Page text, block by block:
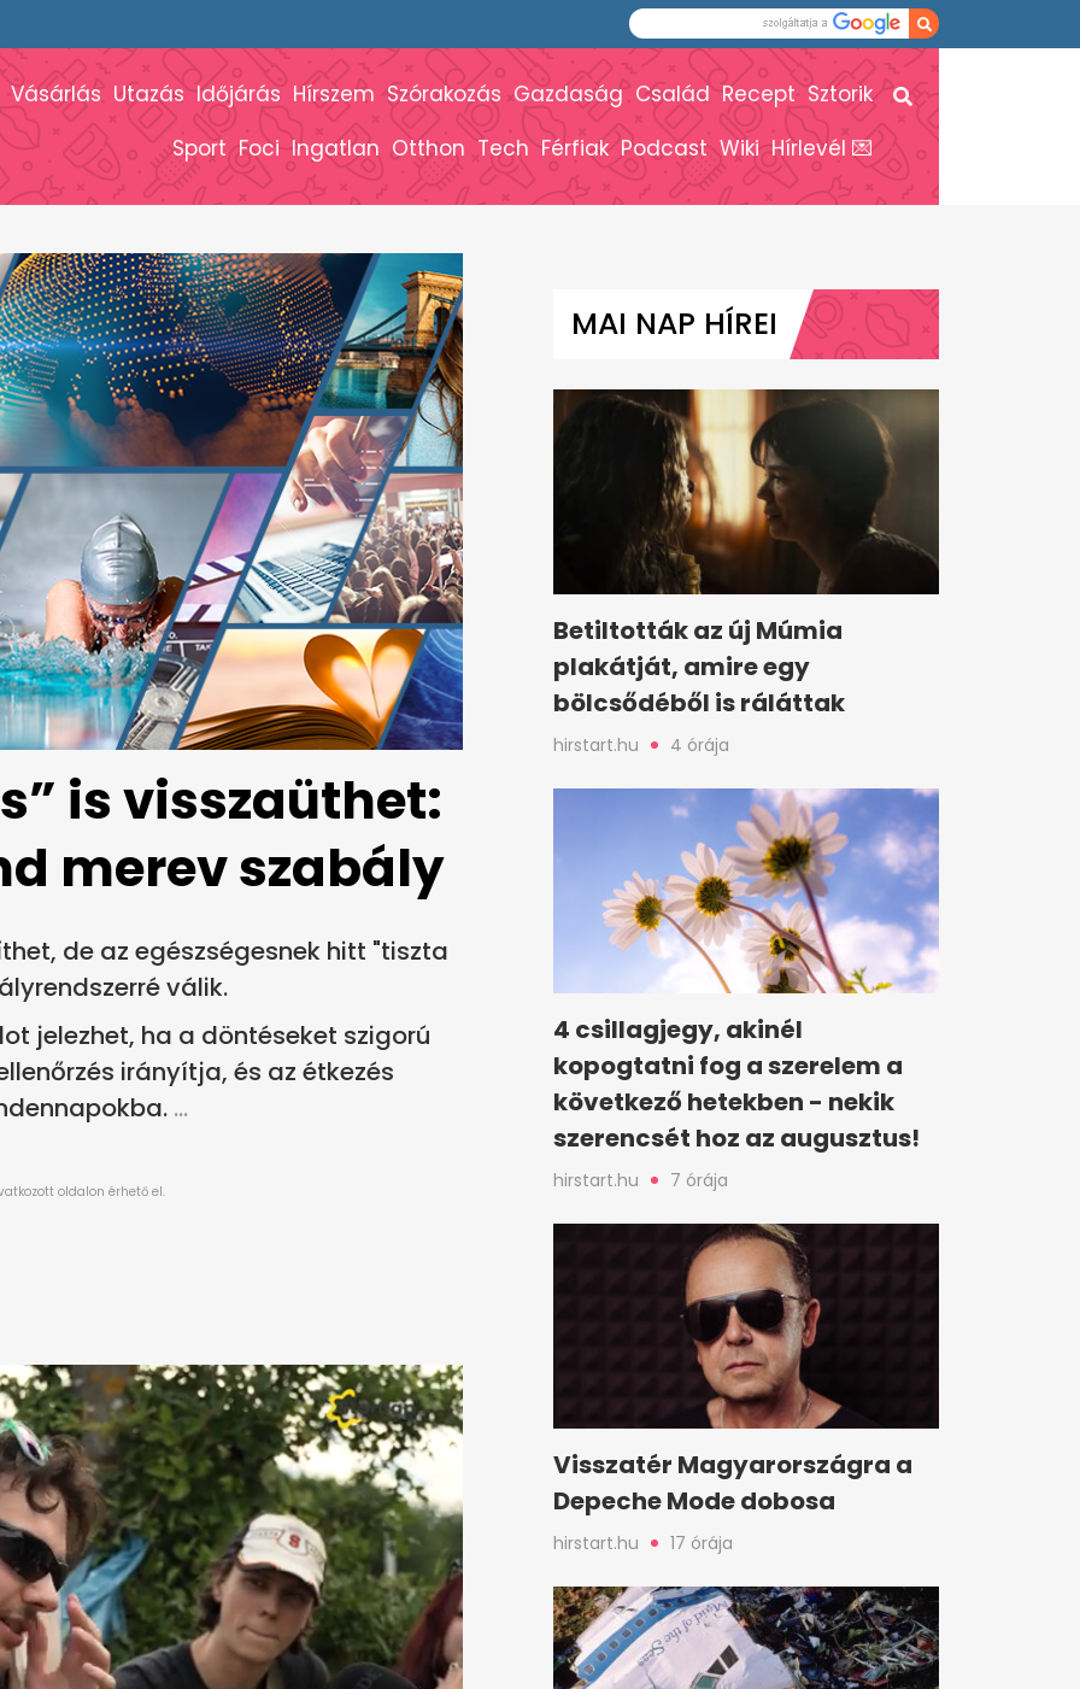
Vásárlás Utazás Időjárás Hírszem Szórakozás Gazdaság Család Recept Sztorik
Sport Foci Ingatlan Otthon Tech Férfiak Podcast Wiki Hírlevél 💌
is visszaüthet:
merev szabály
de az egészségesnek hitt "tiszta
válik.
jelezhet, ha a döntéseket szigorú
irányítja, és az étkezés
MAI NAP HÍREI
Betiltották az új Múmia
plakátját, amire egy
bölcsődéből is ráláttak
hirstart.hu 4 órája
4 csillagjegy, akinél
kopogtatni fog a szerelem a
következő hetekben - nekik
szerencsét hoz az augusztus!
hirstart.hu 7 órája
Visszatér Magyarországra a
Depeche Mode dobosa
hirstart.hu 17 órája